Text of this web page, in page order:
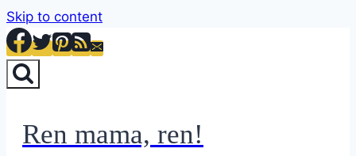
Skip to content
Ren mama, ren!